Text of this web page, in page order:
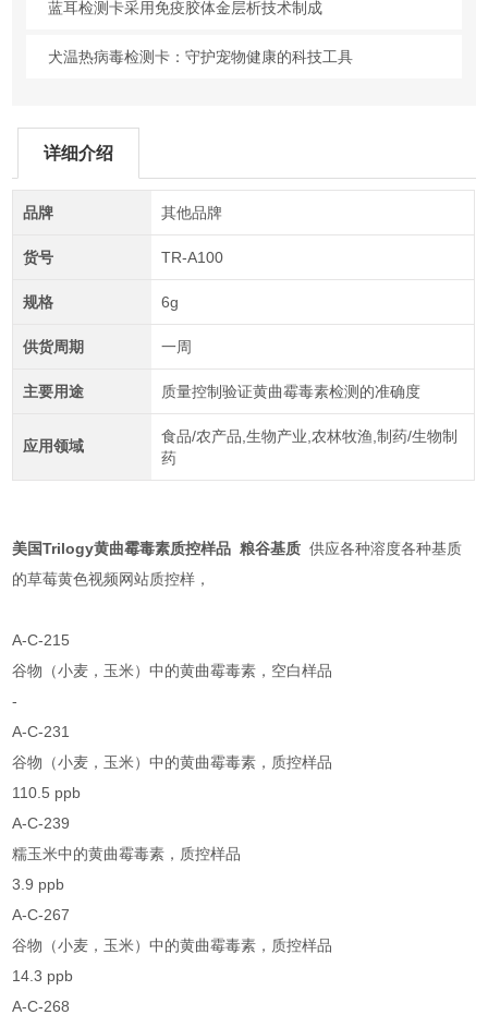
蓝耳检测卡采用免疫胶体金层析技术制成
犬温热病毒检测卡：守护宠物健康的科技工具
详细介绍
品牌 其他品牌
货号 TR-A100
规格 6g
供货周期 一周
主要用途 质量控制验证黄曲霉毒素检测的准确度
应用领域
食品/农产品,生物产业,农林牧渔,制药/生物制
药
美国Trilogy黄曲霉毒素质控样品 粮谷基质 供应各种溶度各种基质
的草莓黄色视频网站质控样，
A-C-215
谷物（小麦，玉米）中的黄曲霉毒素，空白样品
-
A-C-231
谷物（小麦，玉米）中的黄曲霉毒素，质控样品
110.5 ppb
A-C-239
糯玉米中的黄曲霉毒素，质控样品
3.9 ppb
A-C-267
谷物（小麦，玉米）中的黄曲霉毒素，质控样品
14.3 ppb
A-C-268